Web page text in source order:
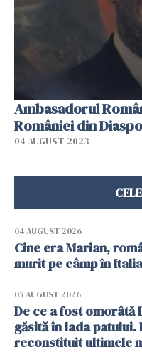
Ambasadorul
României din
04 AUGUST 2023
04 AUGUST 2026
Cine era Marian,
murit pe câmp în
05 AUGUST 2026
De ce a fost omorâtă
găsită în lada
reconstituit ultimele